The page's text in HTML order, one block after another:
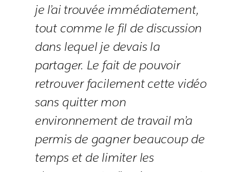
je l’ai trouvée immédiatement,
tout comme le fil de discussion
dans lequel je devais la
partager. Le fait de pouvoir
retrouver facilement cette vidéo
sans quitter mon
environnement de travail m’a
permis de gagner beaucoup de
temps et de limiter les